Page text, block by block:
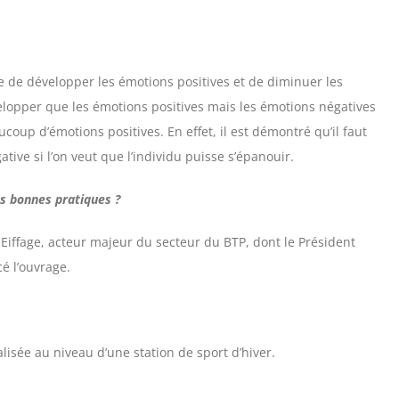
développer les émotions positives et de diminuer les
que les émotions positives mais les émotions négatives
d’émotions positives. En effet, il est démontré qu’il faut
si l’on veut que l’individu puisse s’épanouir.
bonnes pratiques ?
acteur majeur du secteur du BTP, dont le Président
l’ouvrage.
au niveau d’une station de sport d’hiver.